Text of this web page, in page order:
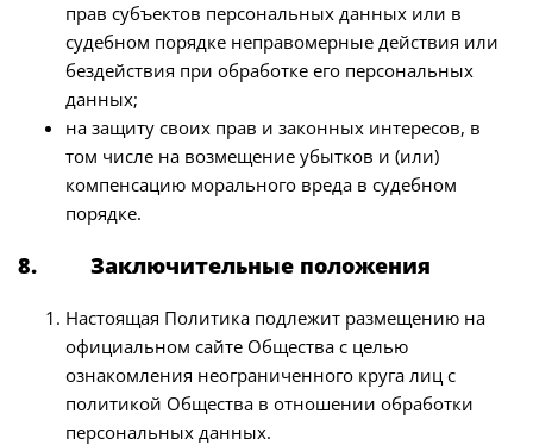
прав субъектов персональных данных или в
судебном порядке неправомерные действия или
бездействия при обработке его персональных
данных;
на защиту своих прав и законных интересов, в
том числе на возмещение убытков и (или)
компенсацию морального вреда в судебном
порядке.
8. Заключительные положения
Настоящая Политика подлежит размещению на
официальном сайте Общества с целью
ознакомления неограниченного круга лиц с
политикой Общества в отношении обработки
персональных данных.